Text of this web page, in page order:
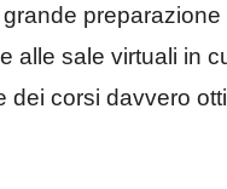
preparazione
alle sale virtuali in
dei corsi davvero